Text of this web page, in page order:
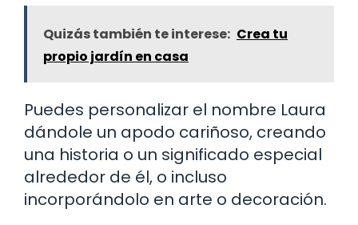
Quizás también te interese: Crea tu
propio jardín en casa
Puedes personalizar el nombre Laura
dándole un apodo cariñoso, creando
una historia o un significado especial
alrededor de él, o incluso
incorporándolo en arte o decoración.